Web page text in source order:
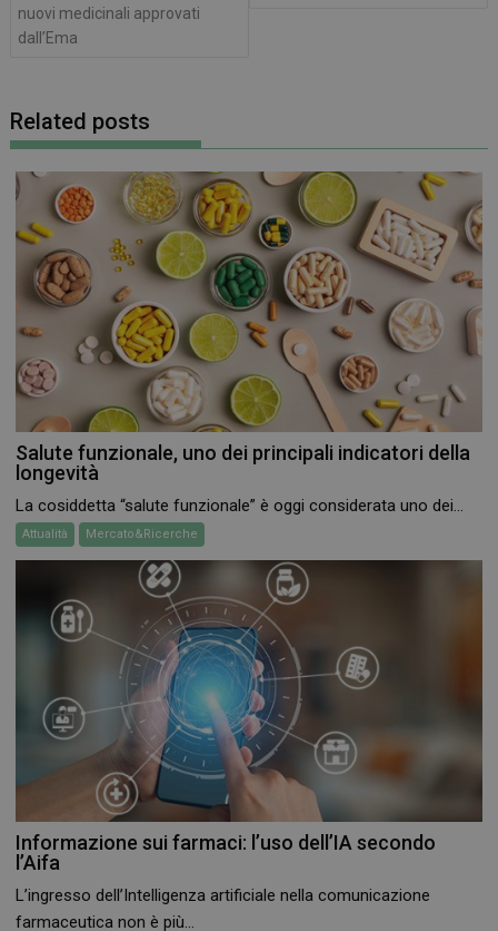
nuovi medicinali approvati
dall’Ema
Related posts
Salute funzionale, uno dei principali indicatori della
longevità
La cosiddetta “salute funzionale” è oggi considerata uno dei...
Attualità Mercato&Ricerche
Informazione sui farmaci: l’uso dell’IA secondo
l’Aifa
L’ingresso dell’Intelligenza artificiale nella comunicazione
farmaceutica non è più...